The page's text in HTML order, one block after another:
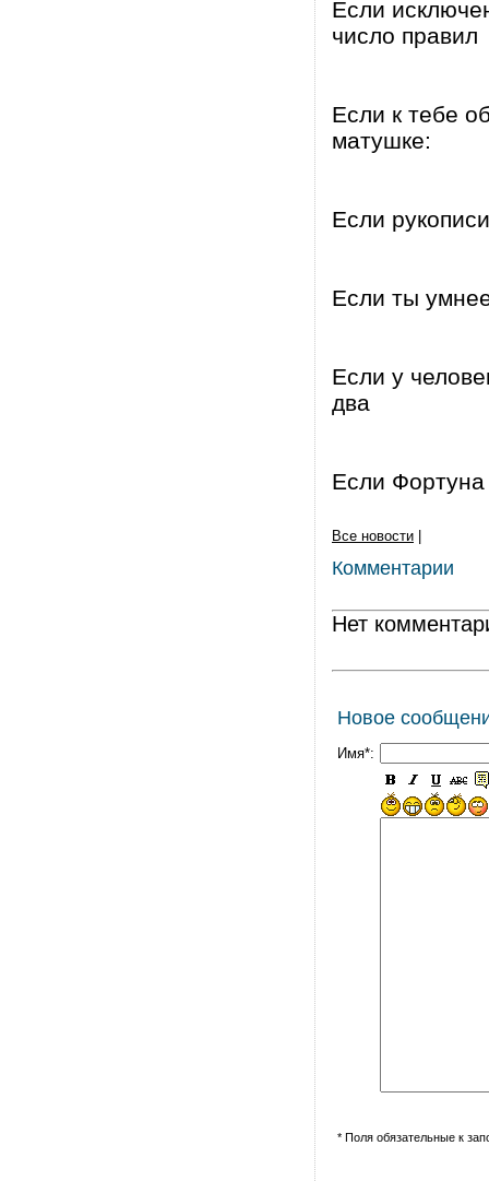
Если
число правил
Если к тебе
матушке:
Если
Если ты
Если у
два
Если
Все новости
Комментарии
Нет
Новое
Имя*:
* Поля обязательные к